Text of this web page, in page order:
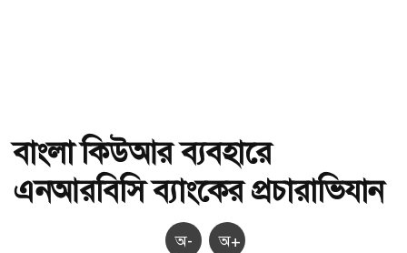
বাংলা কিউআর ব্যবহারে
এনআরবিসি ব্যাংকের প্রচারাভিযান
অ- অ+